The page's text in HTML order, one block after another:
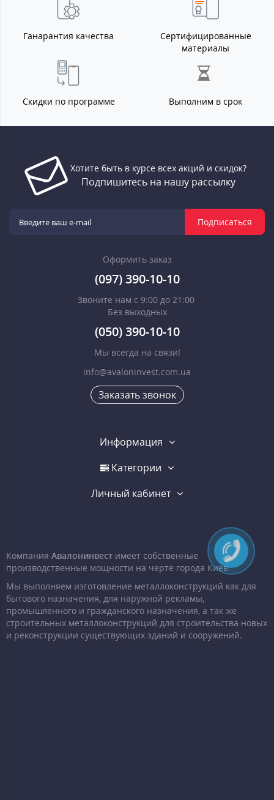
Ганарантия качества
Сертифицированные
материалы
Скидки по программе Выполним в срок
Хотите быть в курсе всех акций и скидок?
Подпишитесь на нашу рассылку
Подписаться
Оформить заказ
(097) 390-10-10
Звоните нам с 9:00 до 21:00
Без выходных
(050) 390-10-10
Мы всегда на связи!
info@avaloninvest.com.ua
Заказать звонок
Информация
Категории
Личный кабинет
Компания Авалонинвест имеет собственные
производственные мощности на черте города Киев.
Мы выполняем изготовление металлоконструкций как для
бытового назначения, для наружной рекламы,
промышленного и гражданского назначения, а так же
строительных металлоконструкций для строительства новых
и реконструкции существующих зданий и сооружений.